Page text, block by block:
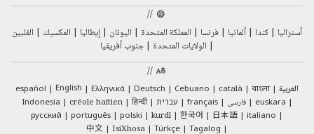
//
أستراليا
كندا ألمانيا فرنسا المملكة المتحدة اليونان إيطاليا المكسيك
الفلبين
الولايات المتحدة
جنوب أفريقيا
//
العربية বাংলা
català
Cebuano
Deutsch
Ελληνικά
English
español
euskara
فارسی français עברית हिन्दी
créole haïtien
Indonesia
italiano
日本語
한국어
kurdî
polski
português
русский
Tagalog
Türkçe
IsiXhosa
中文